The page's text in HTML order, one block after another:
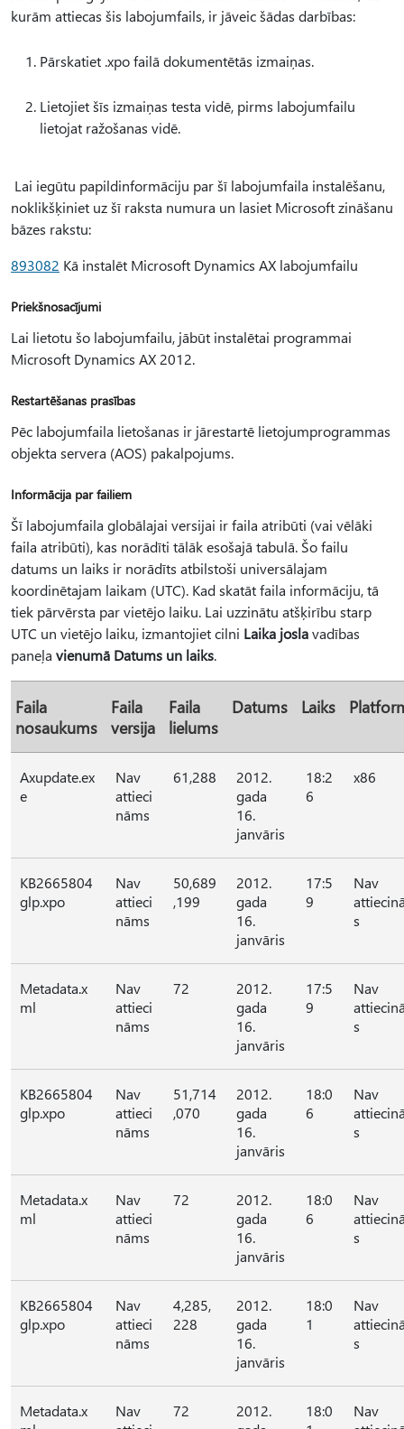
kurām attiecas šis labojumfails, ir jāveic šādas darbības:
Pārskatiet .xpo failā dokumentētās izmaiņas.
Lietojiet šīs izmaiņas testa vidē, pirms labojumfailu
lietojat ražošanas vidē.
Lai iegūtu papildinformāciju par šī labojumfaila instalēšanu,
noklikšķiniet uz šī raksta numura un lasiet Microsoft zināšanu
bāzes rakstu:
893082 Kā instalēt Microsoft Dynamics AX labojumfailu
Priekšnosacījumi
Lai lietotu šo labojumfailu, jābūt instalētai programmai
Microsoft Dynamics AX 2012.
Restartēšanas prasības
Pēc labojumfaila lietošanas ir jārestartē lietojumprogrammas
objekta servera (AOS) pakalpojums.
Informācija par failiem
Šī labojumfaila globālajai versijai ir faila atribūti (vai vēlāki
faila atribūti), kas norādīti tālāk esošajā tabulā. Šo failu
datums un laiks ir norādīts atbilstoši universālajam
koordinētajam laikam (UTC). Kad skatāt faila informāciju, tā
tiek pārvērsta par vietējo laiku. Lai uzzinātu atšķirību starp
UTC un vietējo laiku, izmantojiet cilni Laika joslavadības
paneļa vienumā Datums un laiks.
Faila
nosaukums
Faila
versija
Faila
lielums
Datums Laiks
Axupdate.ex
e
Nav
attieci
nāms
61,288
2012.
gada
16.
janvāris
18:2
6
x86
KB2665804
glp.xpo
Nav
attieci
nāms
50,689
,199
2012.
gada
16.
janvāris
17:5
9
Nav
s
Metadata.x
ml
Nav
attieci
nāms
72
2012.
gada
16.
janvāris
17:5
9
Nav
s
KB2665804
glp.xpo
Nav
attieci
nāms
51,714
,070
2012.
gada
16.
janvāris
18:0
6
Nav
s
Metadata.x
ml
Nav
attieci
nāms
72
2012.
gada
16.
janvāris
18:0
6
Nav
s
KB2665804
glp.xpo
Nav
attieci
nāms
4,285,
228
2012.
gada
16.
janvāris
18:0
1
Nav
s
Metadata.x
Nav
72
2012.
18:0
Nav